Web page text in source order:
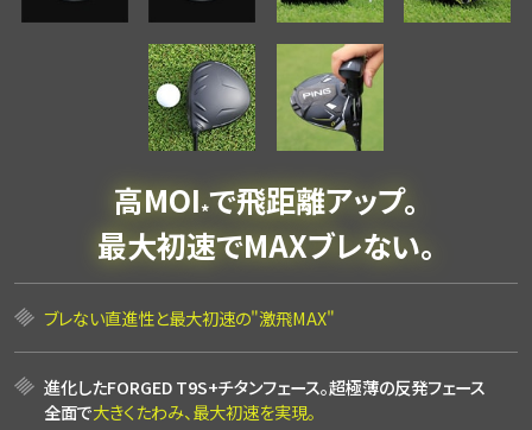
高MOI*で飛距離アップ。
最大初速でMAXブレない。
ブレない直進性と最大初速の"激飛MAX"
進化したFORGED T9S+チタンフェース。超極薄の反発フェース
全面で大きくたわみ、最大初速を実現。